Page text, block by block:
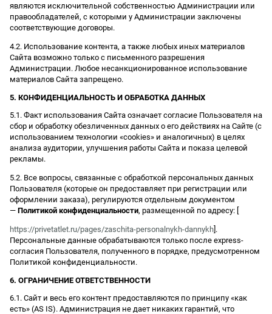
являются исключительной собственностью Администрации или
правообладателей, с которыми у Администрации заключены
соответствующие договоры.
4.2. Использование контента, а также любых иных материалов
Сайта возможно только с письменного разрешения
Администрации. Любое несанкционированное использование
материалов Сайта запрещено.
5. КОНФИДЕНЦИАЛЬНОСТЬ И ОБРАБОТКА ДАННЫХ
5.1. Факт использования Сайта означает согласие Пользователя на
сбор и обработку обезличенных данных о его действиях на Сайте (с
использованием технологии «cookies» и аналогичных) в целях
анализа аудитории, улучшения работы Сайта и показа целевой
рекламы.
5.2. Все вопросы, связанные с обработкой персональных данных
Пользователя (которые он предоставляет при регистрации или
оформлении заказа), регулируются отдельным документом
— Политикой конфиденциальности, размещенной по адресу: [
https://privetatlet.ru/pages/zaschita-personalnykh-dannykh ].
Персональные данные обрабатываются только после express-
согласия Пользователя, полученного в порядке, предусмотренном
Политикой конфиденциальности.
6. ОГРАНИЧЕНИЕ ОТВЕТСТВЕННОСТИ
6.1. Сайт и весь его контент предоставляются по принципу «как
есть» (AS IS). Администрация не дает никаких гарантий, что